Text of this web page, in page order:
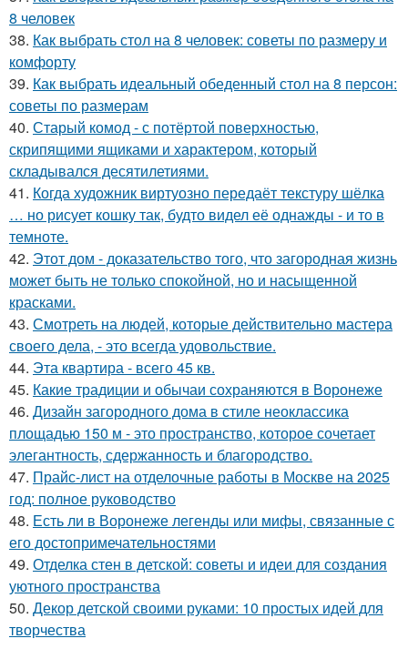
8 человек
38. Как выбрать стол на 8 человек: советы по размеру и
комфорту
39. Как выбрать идеальный обеденный стол на 8 персон:
советы по размерам
40. Старый комод - с потёртой поверхностью,
скрипящими ящиками и характером, который
складывался десятилетиями.
41. Когда художник виртуозно передаёт текстуру шёлка
… но рисует кошку так, будто видел её однажды - и то в
темноте.
42. Этот дом - доказательство того, что загородная жизнь
может быть не только спокойной, но и насыщенной
красками.
43. Смотреть на людей, которые действительно мастера
своего дела, - это всегда удовольствие.
44. Эта квартира - всего 45 кв.
45. Какие традиции и обычаи сохраняются в Воронеже
46. Дизайн загородного дома в стиле неоклассика
площадью 150 м - это пространство, которое сочетает
элегантность, сдержанность и благородство.
47. Прайс-лист на отделочные работы в Москве на 2025
год: полное руководство
48. Есть ли в Воронеже легенды или мифы, связанные с
его достопримечательностями
49. Отделка стен в детской: советы и идеи для создания
уютного пространства
50. Декор детской своими руками: 10 простых идей для
творчества